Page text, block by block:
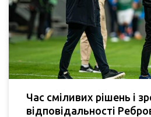
Час сміливих рішень і
відповідальності